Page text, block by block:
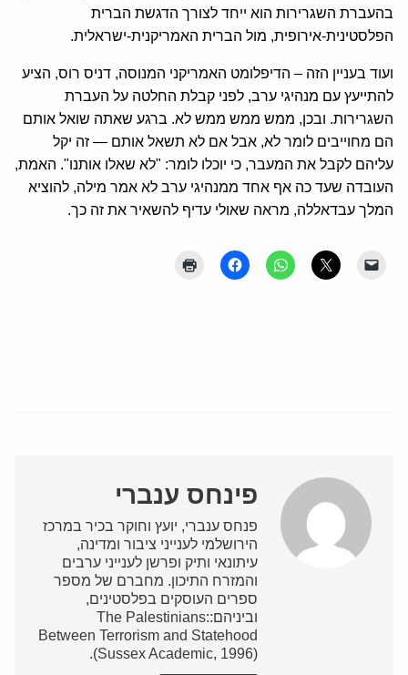
בהעברת השגרירות הוא ייחד לצורך הדגשת הברית
הפלסטינית-אירופית, מול הברית האמריקנית-ישראלית.
ועוד בעניין הזה – הדיפלומט האמריקני המנוסה, דניס רוס, הציע
להתייעץ עם מנהיגי ערב, לפני קבלת החלטה על העברת
השגרירות. ובכן, ממש ממש ממש לא. ברגע שאתה שואל אותם
הם מחוייבים לומר לא, אבל אם לא תשאל אותם — זה יקל
עליהם לקבל את המעבר, כי יוכלו לומר: "לא שאלו אותנו". האמת,
העובדה שעד כה אף אחד ממנהיגי ערב לא אמר מילה, להוציא
המלך עבדאללה, מראה שאולי עדיף להשאיר את זה כך.
פינחס ענברי
פנחס ענברי, יועץ וחוקר בכיר במרכז
הירושלמי לענייני ציבור ומדינה,
עיתונאי ותיק ופרשן לענייני ערבים
והמזרח התיכון. מחברם של מספר
ספרים העוסקים בפלסטינים,
וביניהם:The Palestinians:
Between Terrorism and Statehood
(Sussex Academic, 1996).